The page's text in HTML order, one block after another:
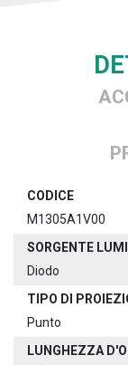
CODICE
M1305A1V00
SORGENTE
Diodo
TIPO DI
Punto
LUNGHEZZA